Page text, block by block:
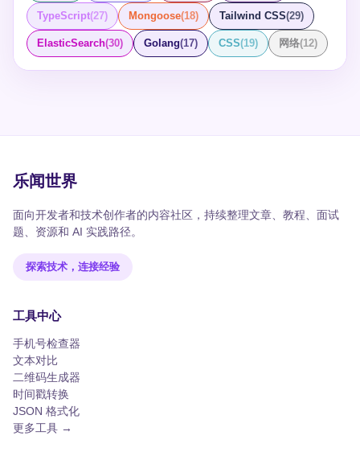
TypeScript(27) Mongoose(18) Tailwind CSS(29)
ElasticSearch(30) Golang(17) CSS(19) 网络(12)
乐闻世界
面向开发者和技术创作者的内容社区，持续整理文章、教程、面试
题、资源和 AI 实践路径。
探索技术，连接经验
工具中心
手机号检查器
文本对比
二维码生成器
时间戳转换
JSON 格式化
更多工具 →